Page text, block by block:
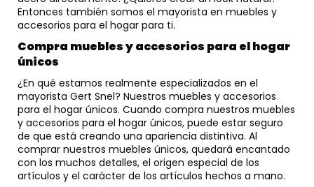
Entonces también somos el mayorista en muebles y
accesorios para el hogar para ti.
Compra muebles y accesorios para el hogar
únicos
¿En qué estamos realmente especializados en el
mayorista Gert Snel? Nuestros muebles y accesorios
para el hogar únicos. Cuando compra nuestros muebles
y accesorios para el hogar únicos, puede estar seguro
de que está creando una apariencia distintiva. Al
comprar nuestros muebles únicos, quedará encantado
con los muchos detalles, el origen especial de los
artículos y el carácter de los artículos hechos a mano.